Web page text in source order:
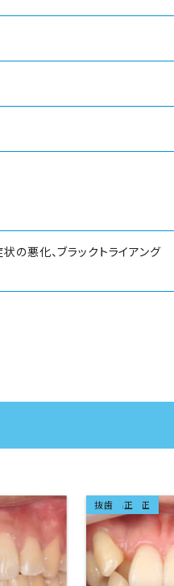
の悪化、ブラックトライアング